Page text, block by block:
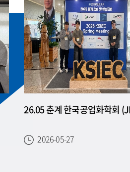
26.05 춘계 한국공업화학회
2026-05-27